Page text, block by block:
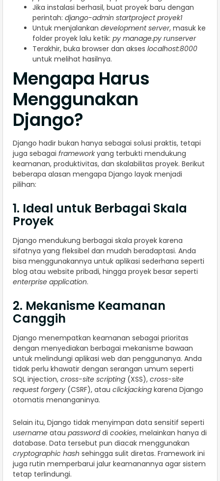
Jika instalasi berhasil, buat proyek baru dengan
perintah: django-admin startproject proyek1
Untuk menjalankan development server, masuk ke
folder proyek lalu ketik: py manage.py runserver
Terakhir, buka browser dan akses localhost:8000
untuk melihat hasilnya.
Mengapa Harus
Menggunakan
Django?
Django hadir bukan hanya sebagai solusi praktis, tetapi
juga sebagai frameworkyang terbukti mendukung
keamanan, produktivitas, dan skalabilitas proyek. Berikut
beberapa alasan mengapa Django layak menjadi
pilihan:
1. Ideal untuk Berbagai Skala
Proyek
Django mendukung berbagai skala proyek karena
sifatnya yang fleksibel dan mudah beradaptasi. Anda
bisa menggunakannya untuk aplikasi sederhana seperti
blog atau website pribadi, hingga proyek besar seperti
enterprise application.
2. Mekanisme Keamanan
Canggih
Django menempatkan keamanan sebagai prioritas
dengan menyediakan berbagai mekanisme bawaan
untuk melindungi aplikasi web dan penggunanya. Anda
tidak perlu khawatir dengan serangan umum seperti
SQL injection, cross-site scripting (XSS), cross-site
request forgery (CSRF), atau clickjacking karena Django
otomatis menanganinya.
Selain itu, Django tidak menyimpan data sensitif seperti
username atau passworddi cookies, melainkan hanya di
database. Data tersebut pun diacak menggunakan
cryptographic hash sehingga sulit diretas. Framework ini
juga rutin memperbarui jalur keamanannya agar sistem
tetap terlindungi.